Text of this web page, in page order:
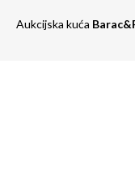
Aukcijska kuća